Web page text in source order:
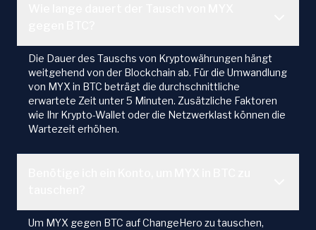
Die Dauer des Tauschs von Kryptowährungen hängt
weitgehend von der Blockchain ab. Für die Umwandlung
von MYX in BTC beträgt die durchschnittliche
erwartete Zeit unter 5 Minuten. Zusätzliche Faktoren
wie Ihr Krypto-Wallet oder die Netzwerklast können die
Wartezeit erhöhen.
Um MYX gegen BTC auf ChangeHero zu tauschen,